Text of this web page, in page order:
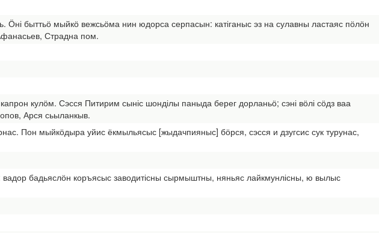
быттьӧ мыйкӧ вежсьӧма нин юдорса серпасын: катіганыс эз на сулавны ластаяс пӧлӧн
Страдна пом.
кулӧм. Сэсся Питирим сыніс шонділы паныда берег дорланьӧ; сэні вӧлі сӧдз ваа
Арся сьыланкыв.
Пон мыйкӧдыра уйис ёкмыльясыс [жыдачпияныс] бӧрся, сэсся и дзугсис сук турунас,
бадьяслӧн коръясыс заводитісны сырмыштны, няньяс лайкмунлісны, ю вылыс